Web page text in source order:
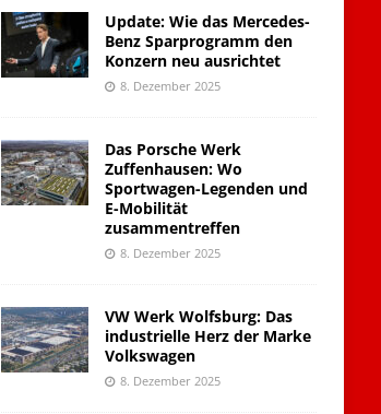
Update: Wie das Mercedes-
Benz Sparprogramm den
Konzern neu ausrichtet
8. Dezember 2025
Das Porsche Werk
Zuffenhausen: Wo
Sportwagen-Legenden und
E-Mobilität
zusammentreffen
8. Dezember 2025
VW Werk Wolfsburg: Das
industrielle Herz der Marke
Volkswagen
8. Dezember 2025